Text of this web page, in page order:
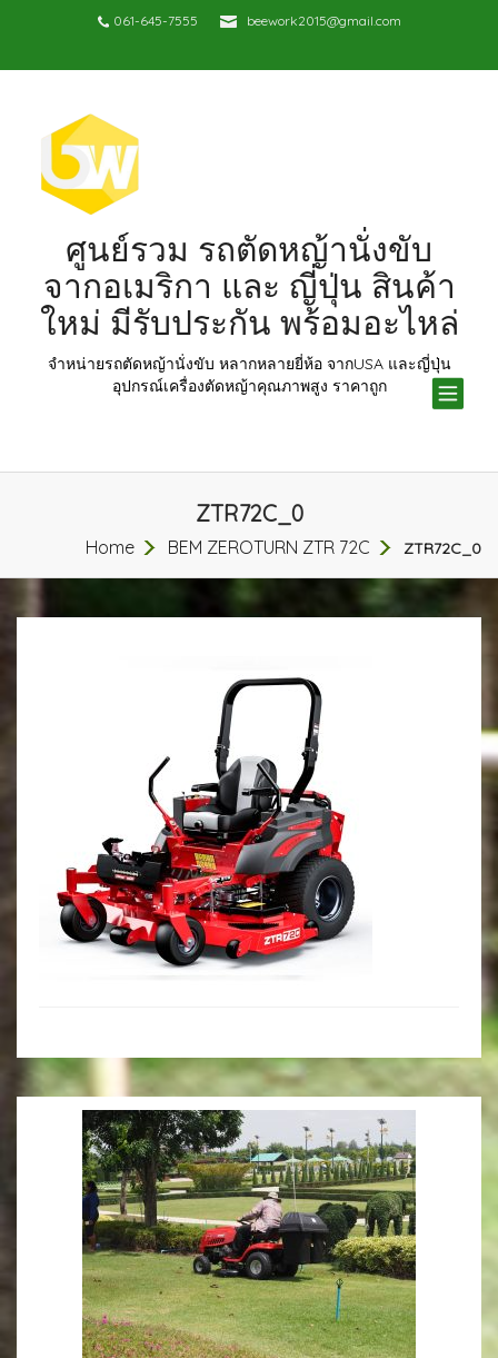
061-645-7555 beework2015@gmail.com
ศูนย์รวม รถตัดหญ้านั่งขับ
จากอเมริกา และ ญี่ปุ่น สินค้า
ใหม่ มีรับประกัน พร้อมอะไหล่
จำหน่ายรถตัดหญ้านั่งขับ หลากหลายยี่ห้อ จากUSA และญี่ปุ่น
อุปกรณ์เครื่องตัดหญ้าคุณภาพสูง ราคาถูก
ZTR72C_0
Home BEM ZEROTURN ZTR 72C ZTR72C_0